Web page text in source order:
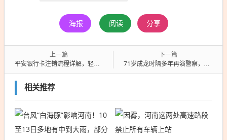
海报 阅读 分享
上一篇
平安银行卡注销流程详解，轻松搞定注销操作！
下一篇
71岁成龙时隔多年再演警察，成龙再度演绎警察传奇
相关推荐